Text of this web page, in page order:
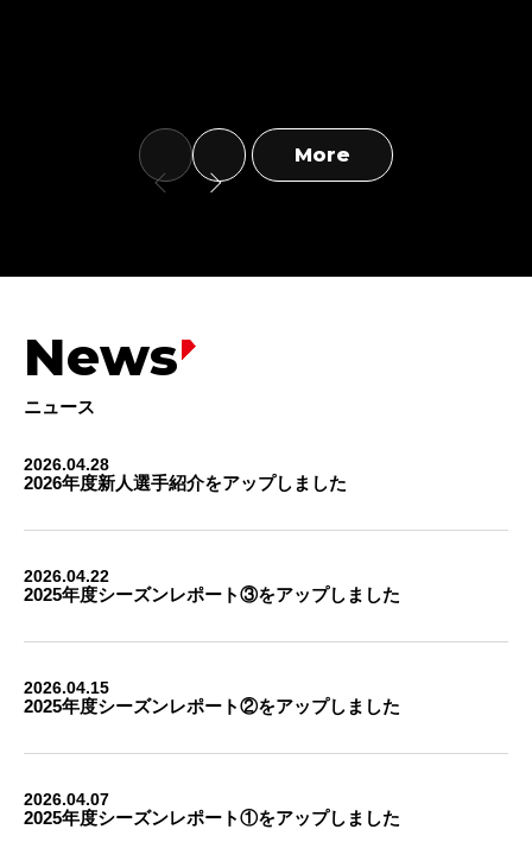
More
News
ニュース
2026.04.28
2026年度新人選手紹介をアップしました
2026.04.22
2025年度シーズンレポート③をアップしました
2026.04.15
2025年度シーズンレポート②をアップしました
2026.04.07
2025年度シーズンレポート①をアップしました